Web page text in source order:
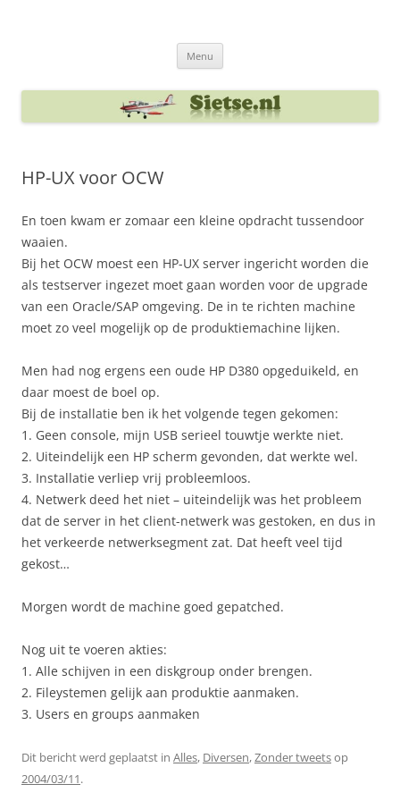
Menu
HP-UX voor OCW
En toen kwam er zomaar een kleine opdracht tussendoor
waaien.
Bij het OCW moest een HP-UX server ingericht worden die
als testserver ingezet moet gaan worden voor de upgrade
van een Oracle/SAP omgeving. De in te richten machine
moet zo veel mogelijk op de produktiemachine lijken.
Men had nog ergens een oude HP D380 opgeduikeld, en
daar moest de boel op.
Bij de installatie ben ik het volgende tegen gekomen:
1. Geen console, mijn USB serieel touwtje werkte niet.
2. Uiteindelijk een HP scherm gevonden, dat werkte wel.
3. Installatie verliep vrij probleemloos.
4. Netwerk deed het niet – uiteindelijk was het probleem
dat de server in het client-netwerk was gestoken, en dus in
het verkeerde netwerksegment zat. Dat heeft veel tijd
gekost…
Morgen wordt de machine goed gepatched.
Nog uit te voeren akties:
1. Alle schijven in een diskgroup onder brengen.
2. Fileystemen gelijk aan produktie aanmaken.
3. Users en groups aanmaken
Dit bericht werd geplaatst in Alles, Diversen,Zonder tweetsop
2004/03/11.